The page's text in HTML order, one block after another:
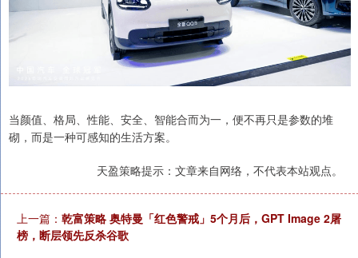
当颜值、格局、性能、安全、智能合而为一，便不再只是参数的堆
砌，而是一种可感知的生活方案。
天盈策略提示：文章来自网络，不代表本站观点。
上一篇： 乾富策略 奥特曼「红色警戒」5个月后，GPT Image 2屠
榜，断层领先反杀谷歌